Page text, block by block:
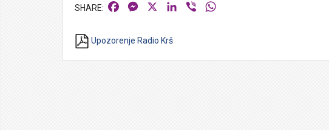
FacebookMessengerLinkedIn
Viber
Upozorenje Radio Krš